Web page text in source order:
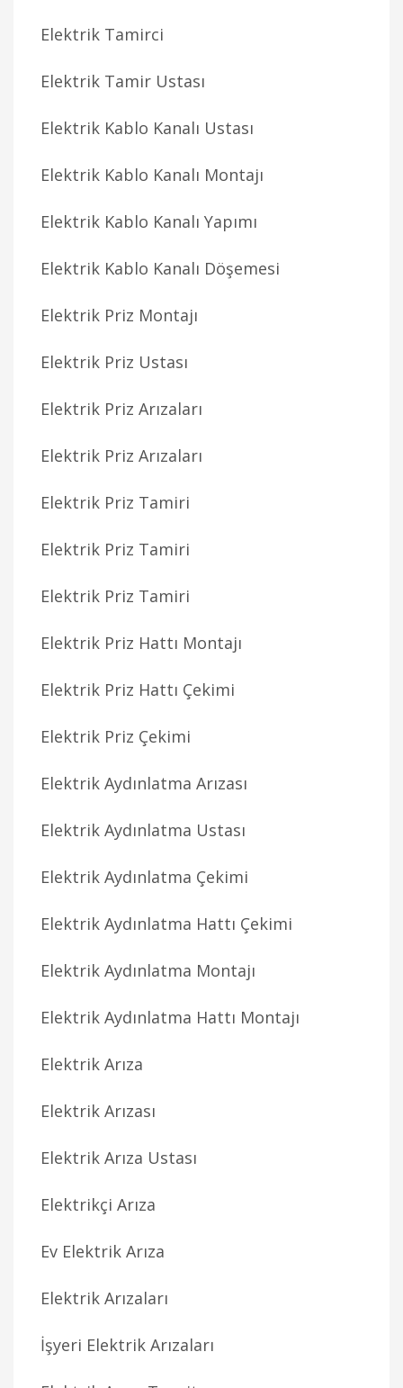
Elektrik Tamirci
Elektrik Tamir Ustası
Elektrik Kablo Kanalı Ustası
Elektrik Kablo Kanalı Montajı
Elektrik Kablo Kanalı Yapımı
Elektrik Kablo Kanalı Döşemesi
Elektrik Priz Montajı
Elektrik Priz Ustası
Elektrik Priz Arızaları
Elektrik Priz Arızaları
Elektrik Priz Tamiri
Elektrik Priz Tamiri
Elektrik Priz Tamiri
Elektrik Priz Hattı Montajı
Elektrik Priz Hattı Çekimi
Elektrik Priz Çekimi
Elektrik Aydınlatma Arızası
Elektrik Aydınlatma Ustası
Elektrik Aydınlatma Çekimi
Elektrik Aydınlatma Hattı Çekimi
Elektrik Aydınlatma Montajı
Elektrik Aydınlatma Hattı Montajı
Elektrik Arıza
Elektrik Arızası
Elektrik Arıza Ustası
Elektrikçi Arıza
Ev Elektrik Arıza
Elektrik Arızaları
İşyeri Elektrik Arızaları